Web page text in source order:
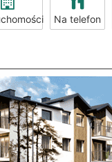
Na telefon